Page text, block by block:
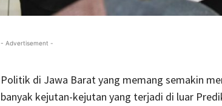
- Advertisement -
Politik di Jawa Barat yang memang semakin
banyak kejutan-kejutan yang terjadi di luar